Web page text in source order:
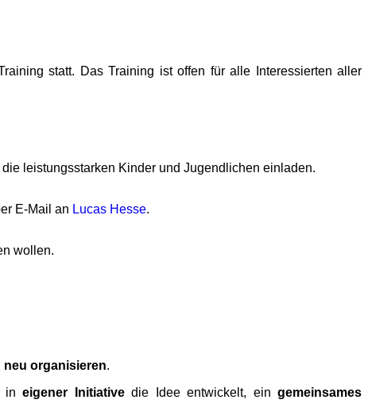
statt. Das Training ist offen für alle Interessierten aller
leistungsstarken Kinder und Jugendlichen einladen.
E-Mail an Lucas Hesse.
wollen.
neu organisieren.
ineigener Initiativedie Idee entwickelt, eingemeinsames